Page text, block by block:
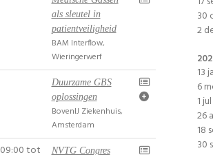
als sleutel in
patientveiligheid
BAM Interflow,
Wieringerwerf
Duurzame GBS
oplossingen
BovenIJ Ziekenhuis,
Amsterdam
09:00 tot
NVTG Congres
30
2
13
6
1 jul
26
18
30